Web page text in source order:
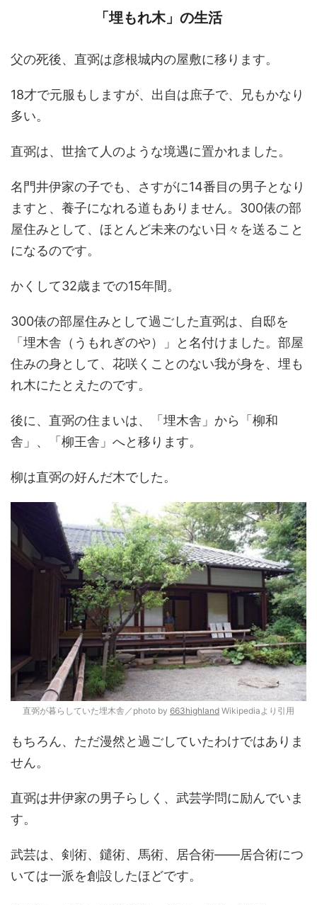
「埋もれ木」の生活
父の死後、直弼は彦根城内の屋敷に移ります。
18才で元服もしますが、出自は庶子で、兄もかなり
多い。
直弼は、世捨て人のような境遇に置かれました。
名門井伊家の子でも、さすがに14番目の男子となり
ますと、養子になれる道もありません。300俵の部
屋住みとして、ほとんど未来のない日々を送ること
になるのです。
かくして32歳までの15年間。
300俵の部屋住みとして過ごした直弼は、自邸を
「埋木舎（うもれぎのや）」と名付けました。部屋
住みの身として、花咲くことのない我が身を、埋も
れ木にたとえたのです。
後に、直弼の住まいは、「埋木舎」から「柳和
舎」、「柳王舎」へと移ります。
柳は直弼の好んだ木でした。
直弼が暮らしていた埋木舎／photo by 663highland Wikipediaより引用
もちろん、ただ漫然と過ごしていたわけではありま
せん。
直弼は井伊家の男子らしく、武芸学問に励んでいま
す。
武芸は、剣術、鑓術、馬術、居合術――居合術につ
いては一派を創設したほどです。